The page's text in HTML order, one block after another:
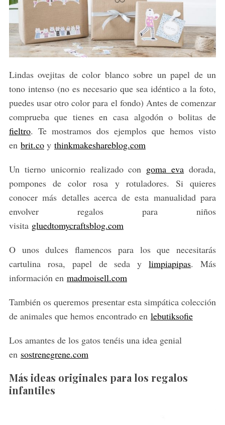
Lindas ovejitas de color blanco sobre un papel de un
tono intenso (no es necesario que sea idéntico a la foto,
puedes usar otro color para el fondo) Antes de comenzar
comprueba que tienes en casa algodón o bolitas de
fieltro. Te mostramos dos ejemplos que hemos visto
en brit.coy thinkmakeshareblog.com
Un tierno unicornio realizado con goma eva dorada,
pompones de color rosa y rotuladores. Si quieres
conocer más detalles acerca de esta manualidad para
envolver regalos para niños
visita gluedtomycraftsblog.com
O unos dulces flamencos para los que necesitarás
cartulina rosa, papel de seda ylimpiapipas. Más
información en madmoisell.com
También os queremos presentar esta simpática colección
de animales que hemos encontrado en lebutiksofie
Los amantes de los gatos tenéis una idea genial
en sostrenegrene.com
Más ideas originales para los regalos
infantiles